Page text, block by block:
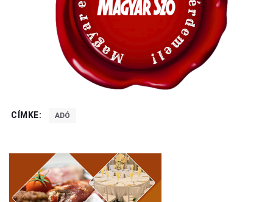
CÍMKE: ADÓ